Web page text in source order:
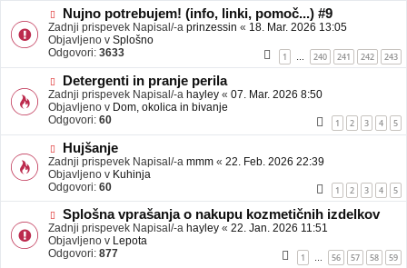
b
a
v
e
N
o
v
e
b
a
v
e
Nujno potrebujem! (info, linki, pomoč...) #9
Zadnji prispevek Napisal/-a prinzessin « 18. Mar. 2026 13:05
Objavljeno v Splošno
Odgovori: 3633 1 240 241 242 243
N
o
v
e
o
b
a
v
e
Detergenti in pranje perila
Zadnji prispevek Napisal/-a hayley « 07. Mar. 2026 8:50
Objavljeno v Dom, okolica in bivanje
Odgovori: 60 1 2 3 4 5
N
o
v
e
o
b
a
v
e
Hujšanje
Zadnji prispevek Napisal/-a mmm « 22. Feb. 2026 22:39
Objavljeno v Kuhinja
Odgovori: 60 1 2 3 4 5
N
o
v
e
Splošna vprašanja o nakupu kozmetičnih izdelkov
Zadnji prispevek Napisal/-a hayley « 22. Jan. 2026 11:51
Objavljeno v Lepota
Odgovori: 877 1 … 56 57 58 59